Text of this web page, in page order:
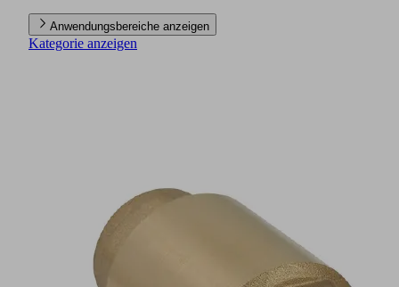
Anwendungsbereiche anzeigen
Kategorie anzeigen